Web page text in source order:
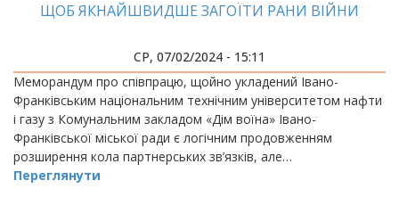
ЩОБ ЯКНАЙШВИДШЕ ЗАГОЇТИ РАНИ ВІЙНИ
СР, 07/02/2024 - 15:11
Меморандум про співпрацю, щойно укладений Івано-
Франківським національним технічним університетом нафти
і газу з Комунальним закладом «Дім воїна» Івано-
Франківської міської ради є логічним продовженням
розширення кола партнерських зв’язків, але…
Переглянути